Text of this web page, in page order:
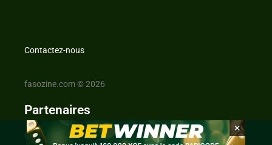
Contactez-nous
fasozine.com © 2026
Partenaires
IvoireZine.com
×